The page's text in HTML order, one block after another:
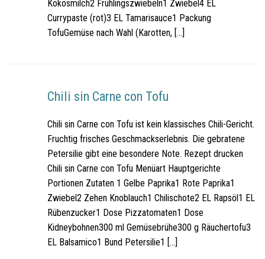
Kokosmilch2 Frühlingszwiebeln1 Zwiebel4 EL
Currypaste (rot)3 EL Tamarisauce1 Packung
TofuGemüse nach Wahl (Karotten, […]
Chili sin Carne con Tofu
Chili sin Carne con Tofu ist kein klassisches Chili-Gericht.
Fruchtig frisches Geschmackserlebnis. Die gebratene
Petersilie gibt eine besondere Note. Rezept drucken
Chili sin Carne con Tofu Menüart Hauptgerichte
Portionen Zutaten 1 Gelbe Paprika1 Rote Paprika1
Zwiebel2 Zehen Knoblauch1 Chilischote2 EL Rapsöl1 EL
Rübenzucker1 Dose Pizzatomaten1 Dose
Kidneybohnen300 ml Gemüsebrühe300 g Räuchertofu3
EL Balsamico1 Bund Petersilie1 […]